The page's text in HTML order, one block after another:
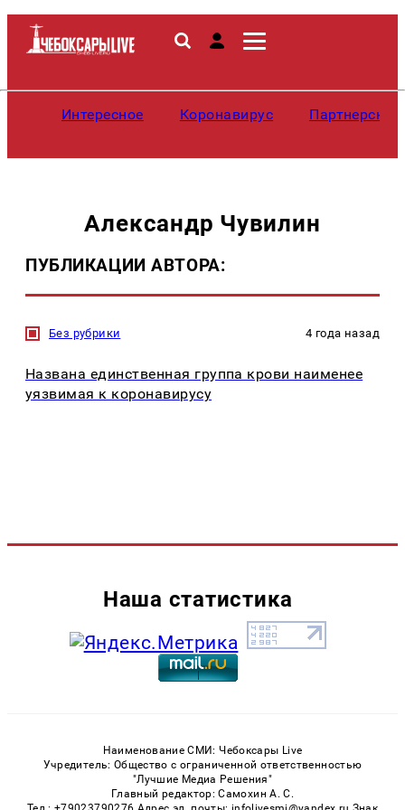
Интересное Коронавирус
Александр Чувилин
ПУБЛИКАЦИИ АВТОРА:
Без рубрики 4 года назад
Названа единственная группа крови наименее
уязвимая к коронавирусу
Наша статистика
Наименование СМИ: Чебоксары Live
Учредитель: Общество с ограниченной ответственностью
"Лучшие Медиа Решения"
Главный редактор: Самохин А. С.